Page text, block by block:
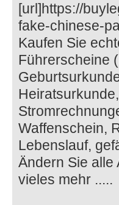
[url]https://
fake-chinese-
Kaufen Sie
Führerscheine
Waffenschein,
Lebenslauf,
Ändern Sie alle
vieles mehr .....